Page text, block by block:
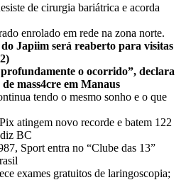
de cirurgia bariátrica e acorda
enrolado em rede na zona norte.
Japiim será reaberto para visitas
o ocorrido”, declara
mass4cre em Manaus
tendo o mesmo sonho e o que
atingem novo recorde e batem 122
BC
Sport entra no “Clube das 13”
exames gratuitos de laringoscopia;